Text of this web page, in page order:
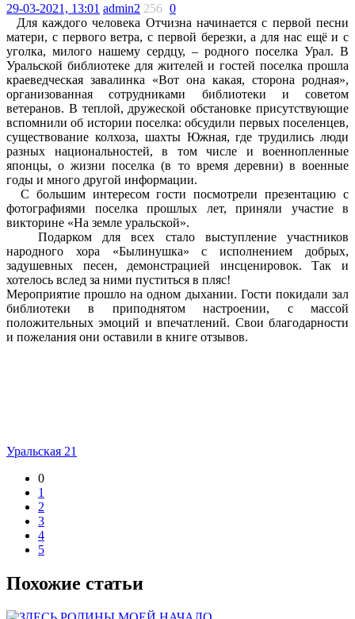
29-03-2021, 13:01 admin2 256 0
Для каждого человека Отчизна начинается с первой песни
матери, с первого ветра, с первой березки, а для нас ещё и с
уголка, милого нашему сердцу, – родного поселка Урал. В
Уральской библиотеке для жителей и гостей поселка прошла
краеведческая завалинка «Вот она какая, сторона родная»,
организованная сотрудниками библиотеки и советом
ветеранов. В теплой, дружеской обстановке присутствующие
вспомнили об истории поселка: обсудили первых поселенцев,
существование колхоза, шахты Южная, где трудились люди
разных национальностей, в том числе и военнопленные
японцы, о жизни поселка (в то время деревни) в военные
годы и много другой информации.
С большим интересом гости посмотрели презентацию с
фотографиями поселка прошлых лет, приняли участие в
викторине «На земле уральской».
Подарком для всех стало выступление участников
народного хора «Былинушка» с исполнением добрых,
задушевных песен, демонстрацией инсценировок. Так и
хотелось вслед за ними пуститься в пляс!
Мероприятие прошло на одном дыхании. Гости покидали зал
библиотеки в приподнятом настроении, с массой
положительных эмоций и впечатлений. Свои благодарности
и пожелания они оставили в книге отзывов.
Уральская 21
0
1
2
3
4
5
Похожие статьи